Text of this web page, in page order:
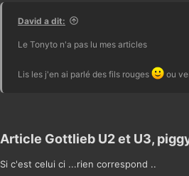
David a dit:
Le Tonyto n'a pas lu mes articles
Lis les j'en ai parlé des fils rouges ou
Article Gottlieb U2 et U3,
Si c'est celui ci ...rien correspond ..